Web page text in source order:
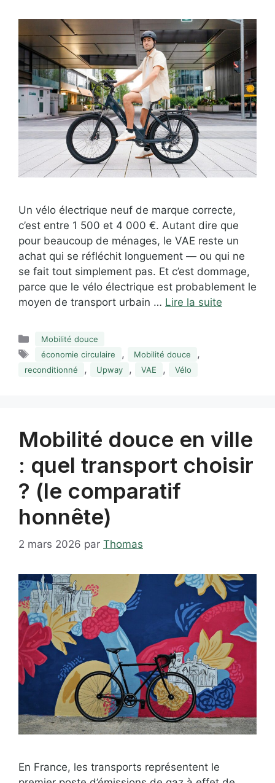
Un vélo électrique neuf de marque correcte,
c’est entre 1 500 et 4 000 €. Autant dire que
pour beaucoup de ménages, le VAE reste un
achat qui se réfléchit longuement — ou qui ne
se fait tout simplement pas. Et c’est dommage,
parce que le vélo électrique est probablement le
moyen de transport urbain … Lire la suite
Catégories
Mobilité douce
Étiquettes
économie circulaire , Mobilité douce ,
reconditionné , Upway , VAE , Vélo
Mobilité douce en ville
: quel transport choisir
? (le comparatif
honnête)
2 mars 2026 par Thomas
En France, les transports représentent le